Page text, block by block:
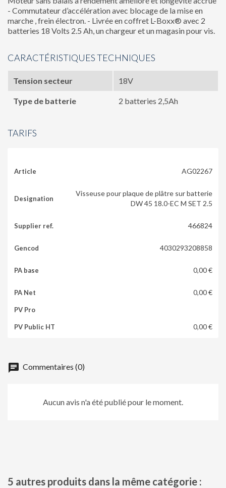
- Commutateur d’accélération avec blocage de la mise en
marche , frein électron. - Livrée en coffret L-Boxx® avec 2
batteries 18 Volts 2.5 Ah, un chargeur et un magasin pour vis.
CARACTÉRISTIQUES TECHNIQUES
Tension secteur 18V
Type de batterie 2 batteries 2,5Ah
TARIFS
AG02267
Visseuse pour plaque de plâtre sur batterie
DW 45 18.0-EC M SET 2.5
466824
4030293208858
0,00 €
0,00 €
0,00 €
chat Commentaires (0)
Aucun avis n'a été publié pour le moment.
5 autres produits dans la même catégorie :